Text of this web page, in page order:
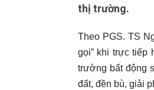
thị trường.
Theo PGS. TS
gọi” khi trực tiếp
trường bất động
đất, đền bù, giải